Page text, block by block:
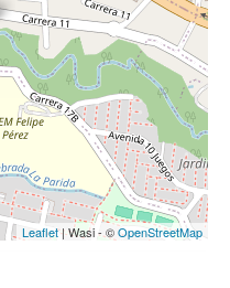
Leaflet| Wasi - ©OpenStreetMap